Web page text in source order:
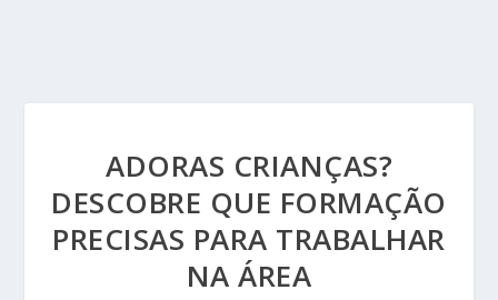
ADORAS CRIANÇAS?
DESCOBRE QUE FORMAÇÃO
PRECISAS PARA TRABALHAR
NA ÁREA